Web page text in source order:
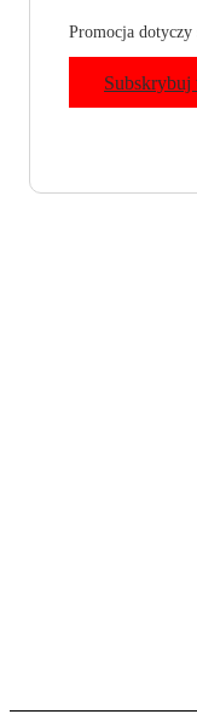
Promocja dotyczy
Subskrybuj